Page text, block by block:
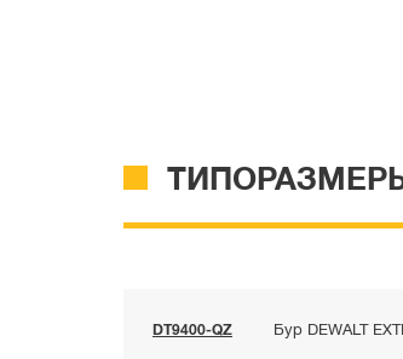
DT9400-QZ Бур DEWALT